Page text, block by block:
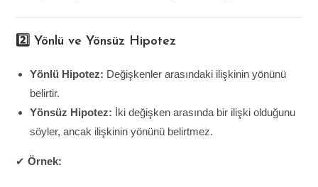
2️⃣ Yönlü ve Yönsüz Hipotez
Yönlü Hipotez: Değişkenler arasındaki ilişkinin yönünü
belirtir.
Yönsüz Hipotez: İki değişken arasında bir ilişki olduğunu
söyler, ancak ilişkinin yönünü belirtmez.
✔Örnek: